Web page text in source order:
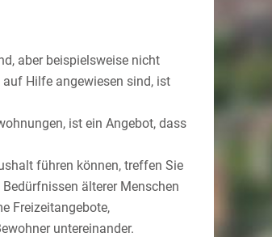
aber beispielsweise nicht
Hilfe angewiesen sind, ist
ist ein Angebot, dass
führen können, treffen Sie
älterer Menschen
Freizeitangebote,
untereinander.